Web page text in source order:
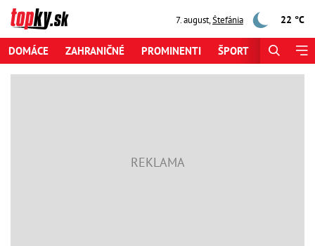
7. august,Štefánia 22 °C
DOMÁCE ZAHRANIČNÉ PROMINENTI ŠPORT